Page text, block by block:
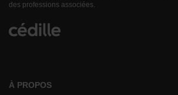
des professions associées.
À PROPOS